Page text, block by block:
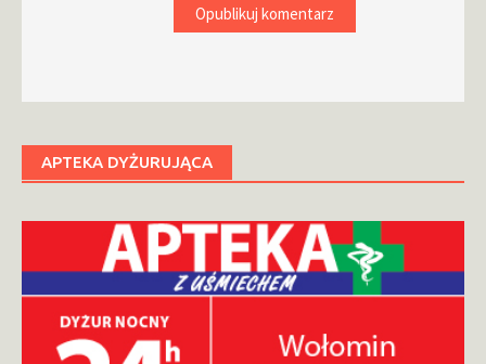
APTEKA DYŻURUJĄCA